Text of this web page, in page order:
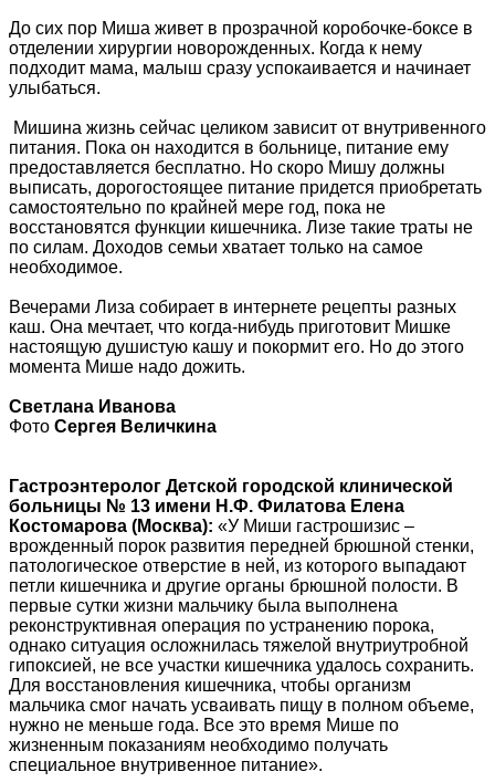
До сих пор Миша живет в прозрачной коробочке-боксе в
отделении хирургии новорожденных. Когда к нему
подходит мама, малыш сразу успокаивается и начинает
улыбаться.
Мишина жизнь сейчас целиком зависит от внутривенного
питания. Пока он находится в больнице, питание ему
предоставляется бесплатно. Но скоро Мишу должны
выписать, дорогостоящее питание придется приобретать
самостоятельно по крайней мере год, пока не
восстановятся функции кишечника. Лизе такие траты не
по силам. Доходов семьи хватает только на самое
необходимое.
Вечерами Лиза собирает в интернете рецепты разных
каш. Она мечтает, что когда-нибудь приготовит Мишке
настоящую душистую кашу и покормит его. Но до этого
момента Мише надо дожить.
Светлана Иванова
Фото Сергея Величкина
Гастроэнтеролог Детской городской клинической
больницы № 13 имени Н.Ф. Филатова Елена
Костомарова (Москва): «У Миши гастрошизис –
врожденный порок развития передней брюшной стенки,
патологическое отверстие в ней, из которого выпадают
петли кишечника и другие органы брюшной полости. В
первые сутки жизни мальчику была выполнена
реконструктивная операция по устранению порока,
однако ситуация осложнилась тяжелой внутриутробной
гипоксией, не все участки кишечника удалось сохранить.
Для восстановления кишечника, чтобы организм
мальчика смог начать усваивать пищу в полном объеме,
нужно не меньше года. Все это время Мише по
жизненным показаниям необходимо получать
специальное внутривенное питание».